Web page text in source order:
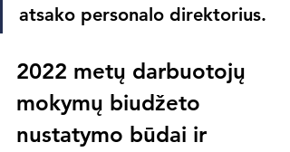
atsako personalo direktorius.
2022 metų darbuotojų
mokymų biudžeto
nustatymo būdai ir